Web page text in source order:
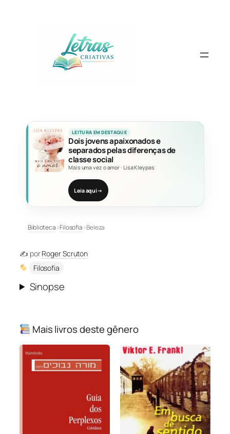
LEITURA EM DESTAQUE
Dois jovens apaixonados e
separados pelas diferenças de
classe social
Mais uma vez o amor· Lisa Kleypas
Leia aqui→
Biblioteca›Filosofia›Beleza
✍️ porRoger Scruton
Filosofia
Sinopse
Mais livros deste gênero